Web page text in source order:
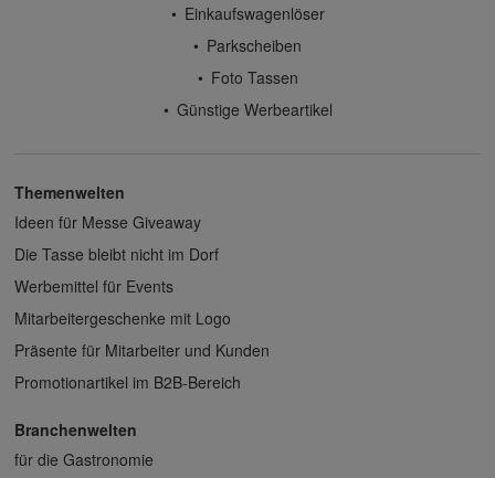
Einkaufswagenlöser
Parkscheiben
Foto Tassen
Günstige Werbeartikel
Themenwelten
Ideen für Messe Giveaway
Die Tasse bleibt nicht im Dorf
Werbemittel für Events
Mitarbeitergeschenke mit Logo
Präsente für Mitarbeiter und Kunden
Promotionartikel im B2B-Bereich
Branchenwelten
für die Gastronomie